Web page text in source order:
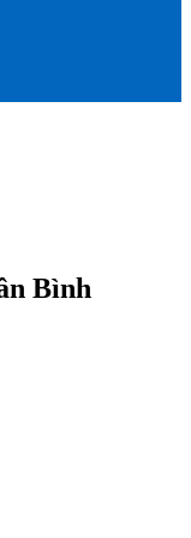
Bình